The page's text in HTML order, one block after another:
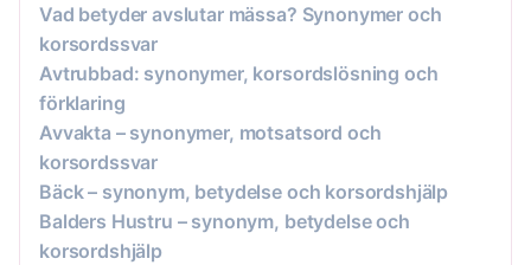
Vad betyder avslutar mässa? Synonymer och
korsordssvar
Avtrubbad: synonymer, korsordslösning och
förklaring
Avvakta – synonymer, motsatsord och
korsordssvar
Bäck – synonym, betydelse och korsordshjälp
Balders Hustru – synonym, betydelse och
korsordshjälp